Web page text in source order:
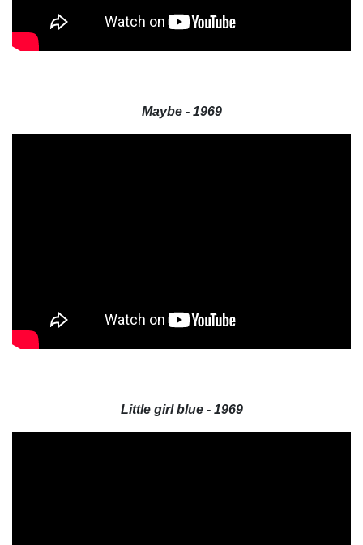
Maybe - 1969
Little girl blue - 1969